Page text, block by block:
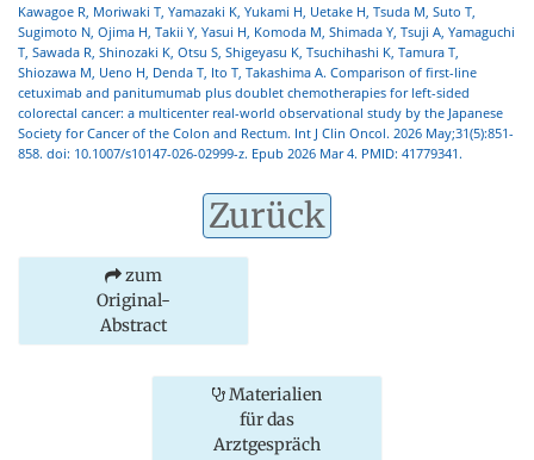
Kawagoe R, Moriwaki T, Yamazaki K, Yukami H, Uetake H, Tsuda M, Suto T,
Sugimoto N, Ojima H, Takii Y, Yasui H, Komoda M, Shimada Y, Tsuji A, Yamaguchi
T, Sawada R, Shinozaki K, Otsu S, Shigeyasu K, Tsuchihashi K, Tamura T,
Shiozawa M, Ueno H, Denda T, Ito T, Takashima A. Comparison of first-line
cetuximab and panitumumab plus doublet chemotherapies for left-sided
colorectal cancer: a multicenter real-world observational study by the Japanese
Society for Cancer of the Colon and Rectum. Int J Clin Oncol. 2026 May;31(5):851-
858. doi: 10.1007/s10147-026-02999-z. Epub 2026 Mar 4. PMID: 41779341.
Zurück
zum
Original-
Abstract
Materialien
für das
Arztgespräch